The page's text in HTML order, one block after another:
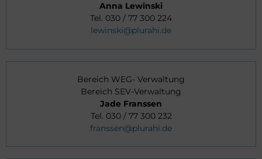
Anna Lewinski
Tel. 030 / 77 300 224
lewinski@plurahi.de
Bereich WEG- Verwaltung
Bereich SEV-Verwaltung
Jade Franssen
Tel. 030 / 77 300 232
franssen@plurahi.de